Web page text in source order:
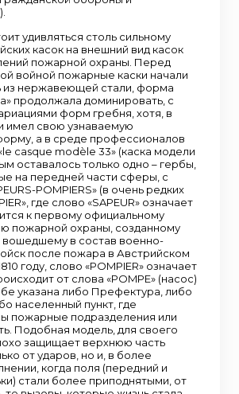
удивляться столь сильному
касок на внешний вид касок
пожарной охраны. Перед
войной пожарные каски начали
из нержавеющей стали, форма
продолжала доминировать, с
форм гребня, хотя, в
имел свою узнаваемую
а в среде профессионалов
casque modèle 33» (каска модели
оставалось только одно – гербы,
на передней части сферы, с
POMPIERS» (в очень редких
где слово «SAPEUR» означает
к первому официальному
пожарной охраны, созданному
в состав военно-
после пожара в Австрийском
году, слово «POMPIER» означает
от слова «POMPE» (насос)
указана либо Префектура, либо
населенный пункт, где
пожарные подразделения или
Подобная модель, для своего
защищает верхнюю часть
от ударов, но и, в более
когда поля (передний и
стали более приподнятыми, от